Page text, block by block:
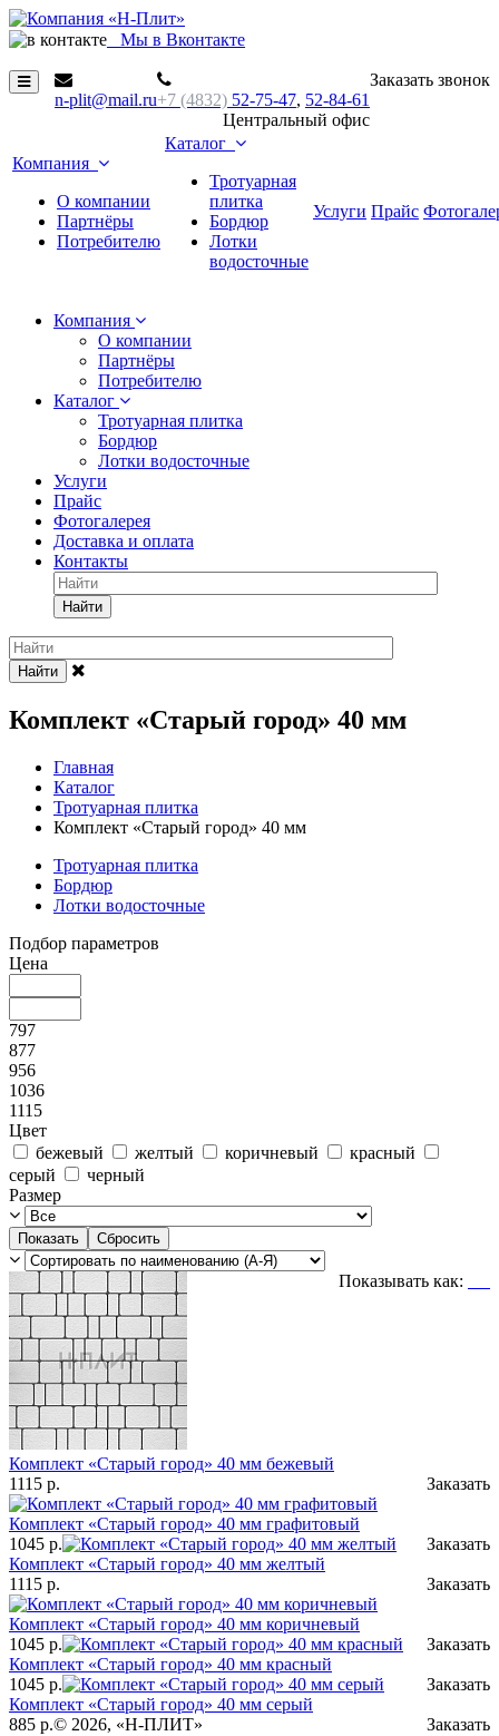
Мы в Вконтакте
Заказать звонок
+7 (4832) 52-75-47, 52-84-61
Центральный офис
n-plit@mail.ru
Компания
О компании
Партнёры
Потребителю
Каталог
Тротуарная
плитка
Бордюр
Лотки
водосточные
Услуги Прайс
Компания
О компании
Партнёры
Потребителю
Каталог
Тротуарная плитка
Бордюр
Лотки водосточные
Услуги
Прайс
Фотогалерея
Доставка и оплата
Контакты
Найти
Найти
Комплект «Старый город» 40 мм
Главная
Каталог
Тротуарная плитка
Комплект «Старый город» 40 мм
Тротуарная плитка
Бордюр
Лотки водосточные
Подбор параметров
Цена
797
877
956
1036
1115
Цвет
бежевый
желтый коричневый
красный
серый
черный
Размер
Показывать как:
Комплект «Старый город» 40 мм бежевый
1115 р. Заказать
Комплект «Старый город» 40 мм графитовый
1045 р.
Заказать
Комплект «Старый город» 40 мм желтый
1115 р. Заказать
Комплект «Старый город» 40 мм коричневый
1045 р.
Заказать
Комплект «Старый город» 40 мм красный
1045 р.
Заказать
Комплект «Старый город» 40 мм серый
885 р. Заказать
© 2026, «Н-ПЛИТ»